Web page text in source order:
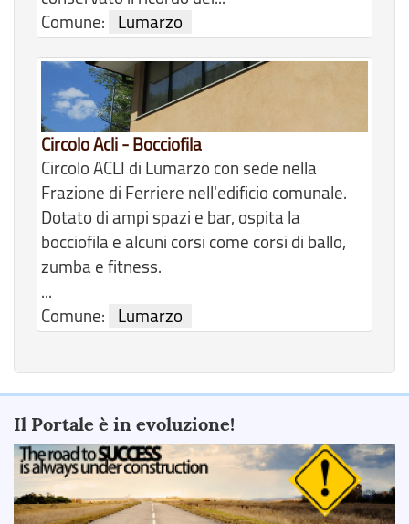
Comune:
Lumarzo
Circolo Acli - Bocciofila
Circolo ACLI di Lumarzo con sede nella
Frazione di Ferriere nell'edificio comunale.
Dotato di ampi spazi e bar, ospita la
bocciofila e alcuni corsi come corsi di ballo,
zumba e fitness.
...
Comune:
Lumarzo
Il Portale è in evoluzione!